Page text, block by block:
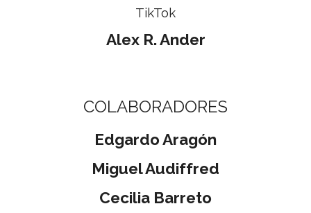
TikTok
Alex R. Ander
COLABORADORES
Edgardo Aragón
Miguel Audiffred
Cecilia Barreto